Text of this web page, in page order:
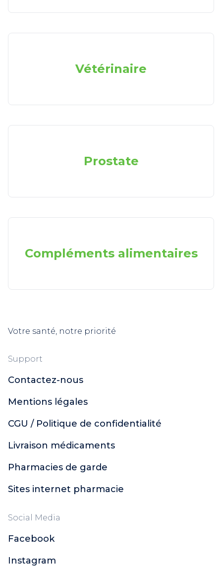
Vétérinaire
Prostate
Compléments alimentaires
Votre santé, notre priorité
Support
Contactez-nous
Mentions légales
CGU / Politique de confidentialité
Livraison médicaments
Pharmacies de garde
Sites internet pharmacie
Social Media
Facebook
Instagram